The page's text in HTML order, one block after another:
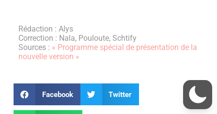
Rédaction : Alys
Correction : Nala, Pouloute, Schtify
Sources : « Programme spécial de présentation de la
nouvelle version »
Facebook Twitter